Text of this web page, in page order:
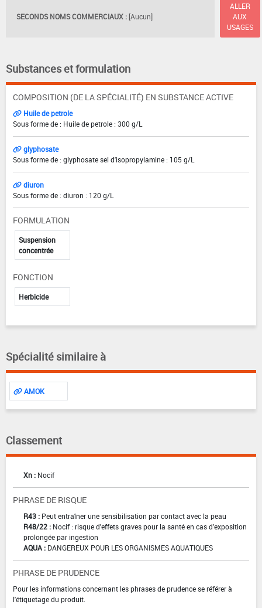
SECONDS NOMS COMMERCIAUX : [Aucun]
ALLER
AUX
USAGES
Substances et formulation
COMPOSITION (DE LA SPÉCIALITÉ) EN SUBSTANCE ACTIVE
Huile de petrole
Sous forme de : Huile de petrole : 300 g/L
glyphosate
Sous forme de : glyphosate sel d'isopropylamine : 105 g/L
diuron
Sous forme de : diuron : 120 g/L
FORMULATION
Suspension
concentrée
FONCTION
Herbicide
Spécialité similaire à
AMOK
Classement
Xn : Nocif
PHRASE DE RISQUE
R43 : Peut entraîner une sensibilisation par contact avec la peau
R48/22 : Nocif : risque d'effets graves pour la santé en cas d'exposition
prolongée par ingestion
AQUA : DANGEREUX POUR LES ORGANISMES AQUATIQUES
PHRASE DE PRUDENCE
Pour les informations concernant les phrases de prudence se référer à
l'étiquetage du produit.